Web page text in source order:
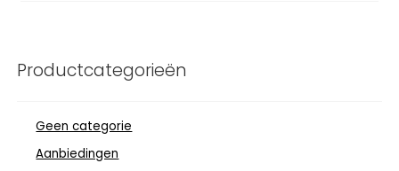
Productcategorieën
Geen categorie
Aanbiedingen